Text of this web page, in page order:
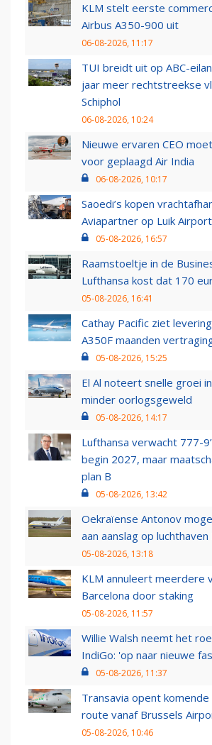
KLM stelt eerste
Airbus A350-900 uit
06-08-2026, 11:17
TUI breidt uit op ABC-
jaar meer rechtstreekse
Schiphol
06-08-2026, 10:24
Nieuwe ervaren CEO
voor geplaagd Air India
06-08-2026, 10:17
Saoedi’s kopen
Aviapartner op Luik Airport
05-08-2026, 16:57
Raamstoeltje in de
Lufthansa kost dat 170
05-08-2026, 16:41
Cathay Pacific ziet
A350F maanden
05-08-2026, 15:25
El Al noteert snelle groei
minder oorlogsgeweld
05-08-2026, 14:17
Lufthansa verwacht 777-
begin 2027, maar
plan B
05-08-2026, 13:42
Oekraïense Antonov
aan aanslag op
05-08-2026, 13:18
KLM annuleert meerdere
Barcelona door staking
05-08-2026, 11:57
Willie Walsh neemt het
IndiGo: 'op naar nieuwe
05-08-2026, 11:37
Transavia opent
route vanaf Brussels
05-08-2026, 10:46